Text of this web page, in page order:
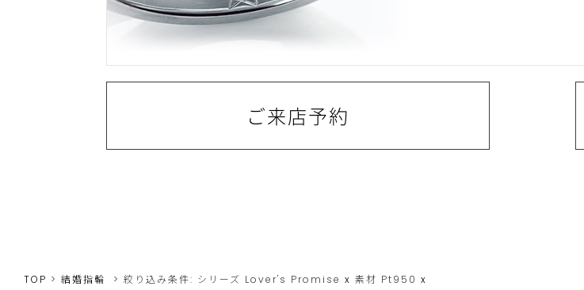
ご来店予約
TOP 結婚指輪 絞り込み条件: シリーズ Lover's Promise x 素材 Pt950 x